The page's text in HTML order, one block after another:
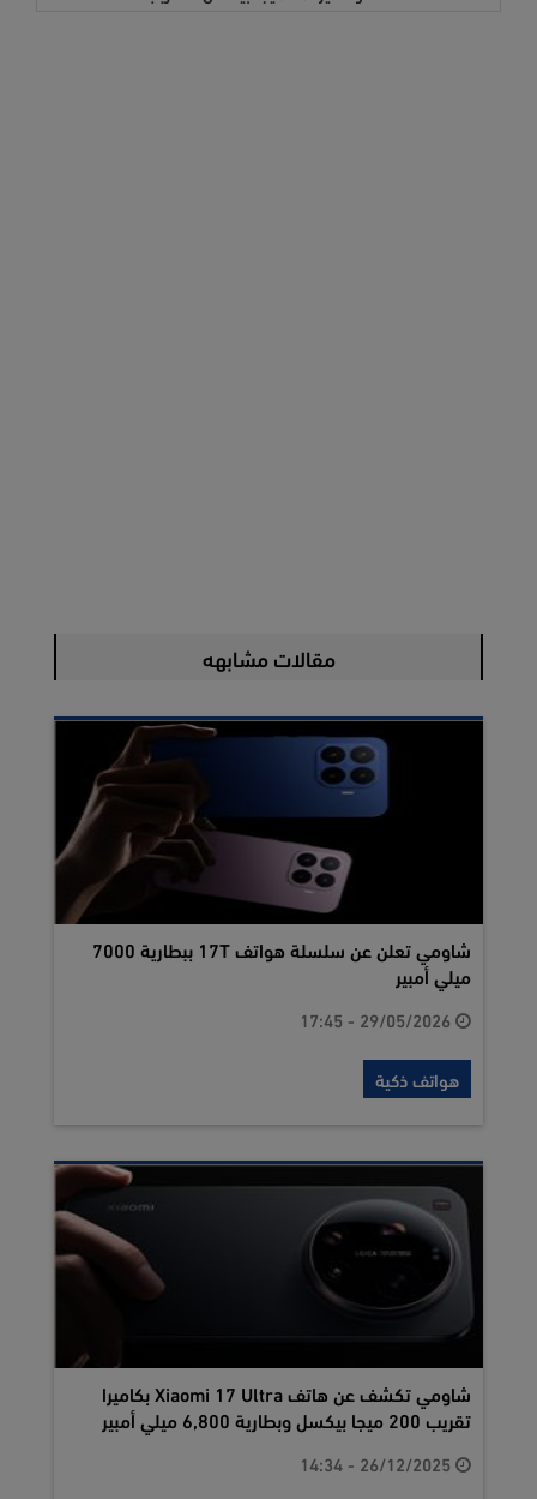
مقالات مشابهه
شاومي تعلن عن سلسلة هواتف 17T ببطارية 7000
ميلي أمبير
هواتف ذكية
شاومي تكشف عن هاتف Xiaomi 17 Ultra بكاميرا
تقريب 200 ميجا بيكسل وبطارية 6,800 ميلي أمبير